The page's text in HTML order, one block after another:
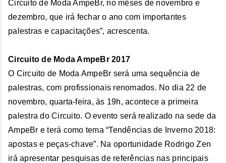
Circuito de Moda AmpeBr, no mêses de novembro e
dezembro, que irá fechar o ano com importantes
palestras e capacitações”, acrescenta.
Circuito de Moda AmpeBr 2017
O Circuito de Moda AmpeBr será uma sequência de
palestras, com profissionais renomados. No dia 22 de
novembro, quarta-feira, às 19h, acontece a primeira
palestra do Circuito. O evento será realizado na sede da
AmpeBr e terá como tema “Tendências de Inverno 2018:
apostas e peças-chave”. Na oportunidade Rodrigo Zen
irá apresentar pesquisas de referências nas principais